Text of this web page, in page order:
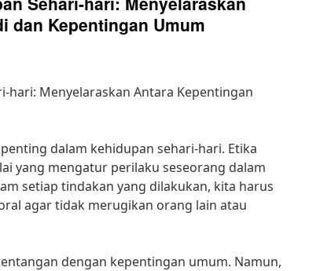
dan Kepentingan Umum
hari: Menyelaraskan Antara Kepentingan
dalam kehidupan sehari-hari. Etika
yang mengatur perilaku seseorang dalam
setiap tindakan yang dilakukan, kita harus
agar tidak merugikan orang lain atau
dengan kepentingan umum. Namun,